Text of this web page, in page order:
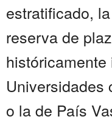
estratificado,
reserva de
Universidades
o la de País